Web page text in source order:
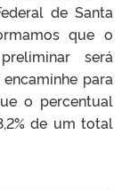
de Santa
que o
será
para
o percentual
de um total